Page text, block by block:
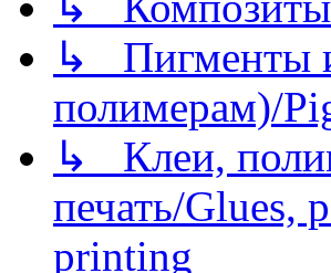
↳ Пигменты
полимерам)/
↳ Клеи,
печать/Glues,
printing